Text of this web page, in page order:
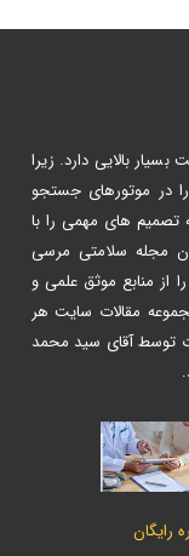
بالایی دارد. زیرا
در موتورهای جستجو
تصمیم های مهمی را با
مجله سلامتی مرسی
از منابع موثق علمی و
مقالات سایت هر
توسط آقای سید محمد
رایگان